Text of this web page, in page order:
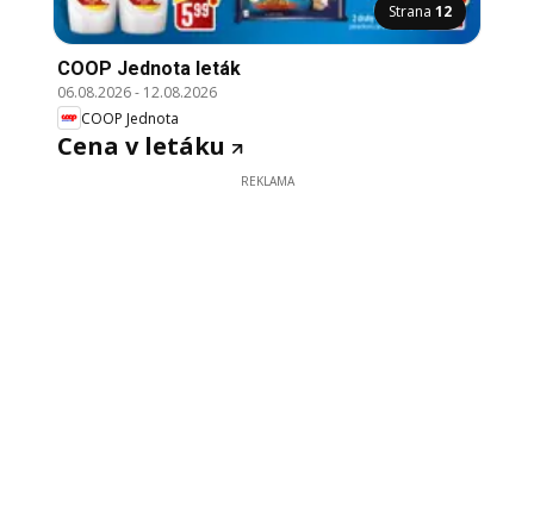
Strana 12
COOP Jednota leták
06.08.2026- 12.08.2026
COOP Jednota
Cena v letáku
REKLAMA